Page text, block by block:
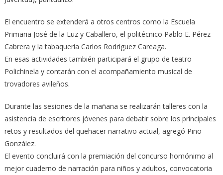
El encuentro se extenderá a otros centros como la Escuela
Primaria José de la Luz y Caballero, el politécnico Pablo E. Pérez
Cabrera y la tabaquería Carlos Rodríguez Careaga.
En esas actividades también participará el grupo de teatro
Polichinela y contarán con el acompañamiento musical de
trovadores avileños.
Durante las sesiones de la mañana se realizarán talleres con la
asistencia de escritores jóvenes para debatir sobre los principales
retos y resultados del quehacer narrativo actual, agregó Pino
González.
El evento concluirá con la premiación del concurso homónimo al
mejor cuaderno de narración para niños y adultos, convocatoria